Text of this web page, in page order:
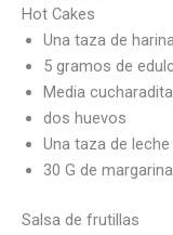
Hot Cakes
Una taza de
5 gramos de
Media
dos huevos
Una taza de
30 G de
Salsa de frutillas